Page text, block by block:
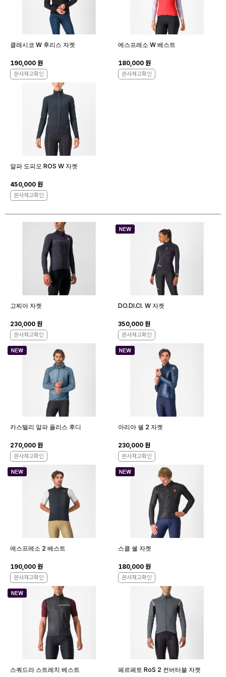
클래시코 W 후리스 자켓
190,000 원
본사재고확인
에스프레소 W 베스트
180,000 원
본사재고확인
알파 도피오 ROS W 자켓
450,000 원
본사재고확인
고찌아 자켓
230,000 원
본사재고확인
DO.DI.CI. W 자켓
350,000 원
본사재고확인
카스텔리 알파 플리스 후디
270,000 원
본사재고확인
아리아 쉘 2 자켓
230,000 원
본사재고확인
에스프레소 2 베스트
190,000 원
본사재고확인
스콜 쉘 자켓
180,000 원
본사재고확인
스쿼드라 스트레치 베스트 페르페토 RoS 2 컨버터블 자켓